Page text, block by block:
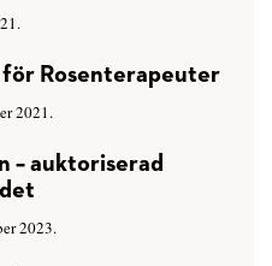
Rosenterapeuter
2021.
– auktoriserad
2023.